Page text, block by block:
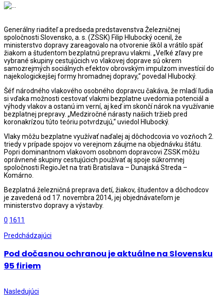
Generálny riaditeľ a predseda predstavenstva Železničnej
spoločnosti Slovensko, a. s. (ZSSK) Filip Hlubocký ocenil, že
ministerstvo dopravy zareagovalo na otvorenie škôl a vrátilo späť
žiakom a študentom bezplatnú prepravu vlakmi. „Veľké zľavy pre
vybrané skupiny cestujúcich vo vlakovej doprave sú okrem
samozrejmých sociálnych efektov obrovským impulzom investícií do
najekologickejšej formy hromadnej dopravy,“ povedal Hlubocký.
Šéf národného vlakového osobného dopravcu čakáva, že mladí ľudia
si vďaka možnosti cestovať vlakmi bezplatne uvedomia potenciál a
výhody vlakov a ostanú im verní, aj keď im skončí nárok na využívanie
bezplatnej prepravy. „Medziročné nárasty našich tržieb pred
koronakrízou túto teóriu potvrdzujú,“ uviedol Hlubocký.
Vlaky môžu bezplatne využívať naďalej aj dôchodcovia vo vozňoch 2.
triedy v prípade spojov vo verejnom záujme na objednávku štátu.
Popri dominantnom vlakovom osobnom dopravcovi ZSSK môžu
oprávnené skupiny cestujúcich používať aj spoje súkromnej
spoločnosti RegioJet na trati Bratislava – Dunajská Streda –
Komárno.
Bezplatná železničná preprava detí, žiakov, študentov a dôchodcov
je zavedená od 17. novembra 2014, jej objednávateľom je
ministerstvo dopravy a výstavby.
0 1611
Predchádzajúci
Pod dočasnou ochranou je aktuálne na Slovensku
95 firiem
Nasledujúci